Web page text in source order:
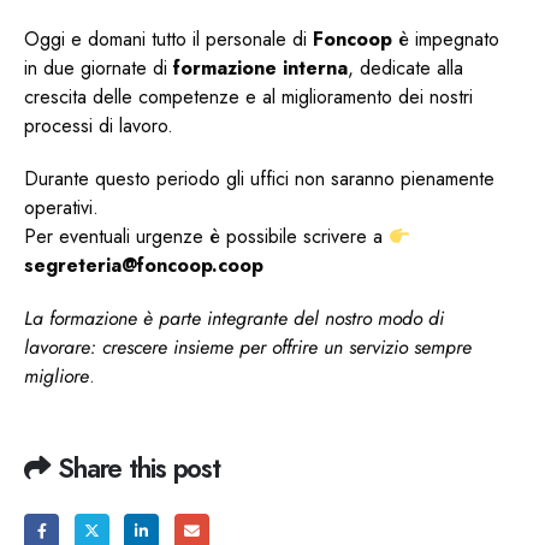
Oggi e domani tutto il personale di Foncoop è impegnato
in due giornate di formazione interna, dedicate alla
crescita delle competenze e al miglioramento dei nostri
processi di lavoro.
Durante questo periodo gli uffici non saranno pienamente
operativi.
Per eventuali urgenze è possibile scrivere a
segreteria@foncoop.coop
La formazione è parte integrante del nostro modo di
lavorare: crescere insieme per offrire un servizio sempre
migliore.
Share this post